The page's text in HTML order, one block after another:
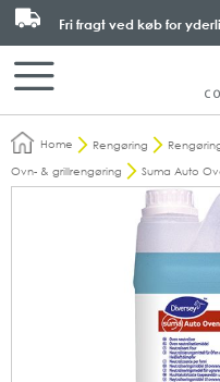
Fri fragt ved køb for
Home Rengøring
Ovn- & grillrengøring
Suma Auto